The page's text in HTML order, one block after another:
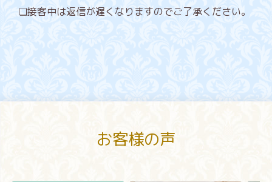
❏接客中は返信が遅くなりますのでご了承ください。
お客様の声